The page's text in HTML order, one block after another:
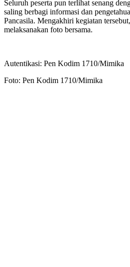
Seluruh peserta pun terlihat senang
saling berbagi informasi dan
Pancasila. Mengakhiri kegiatan
melaksanakan foto bersama.
Autentikasi: Pen Kodim 1710/Mimika
Foto: Pen Kodim 1710/Mimika